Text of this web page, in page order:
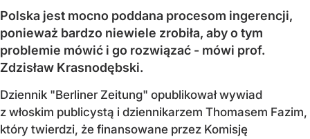
Polska jest mocno poddana procesom ingerencji,
ponieważ bardzo niewiele zrobiła, aby o tym
problemie mówić i go rozwiązać - mówi prof.
Zdzisław Krasnodębski.
Dziennik "Berliner Zeitung" opublikował wywiad
z włoskim publicystą i dziennikarzem Thomasem Fazim,
który twierdzi, że finansowane przez Komisję